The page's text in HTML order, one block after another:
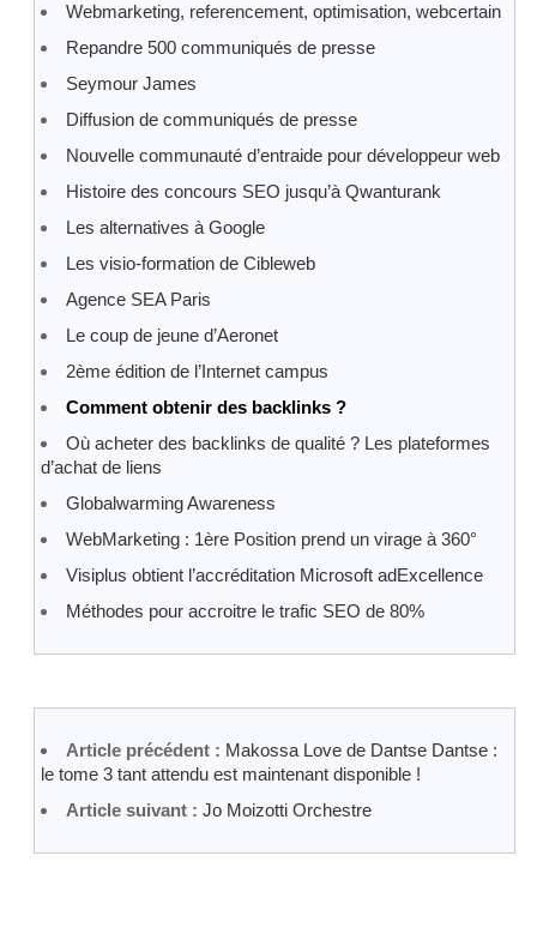
Webmarketing, referencement, optimisation, webcertain
Repandre 500 communiqués de presse
Seymour James
Diffusion de communiqués de presse
Nouvelle communauté d’entraide pour développeur web
Histoire des concours SEO jusqu’à Qwanturank
Les alternatives à Google
Les visio-formation de Cibleweb
Agence SEA Paris
Le coup de jeune d’Aeronet
2ème édition de l’Internet campus
Comment obtenir des backlinks ?
Où acheter des backlinks de qualité ? Les plateformes
d’achat de liens
Globalwarming Awareness
WebMarketing : 1ère Position prend un virage à 360°
Visiplus obtient l’accréditation Microsoft adExcellence
Méthodes pour accroitre le trafic SEO de 80%
Article précédent : Makossa Love de Dantse Dantse :
le tome 3 tant attendu est maintenant disponible !
Article suivant : Jo Moizotti Orchestre